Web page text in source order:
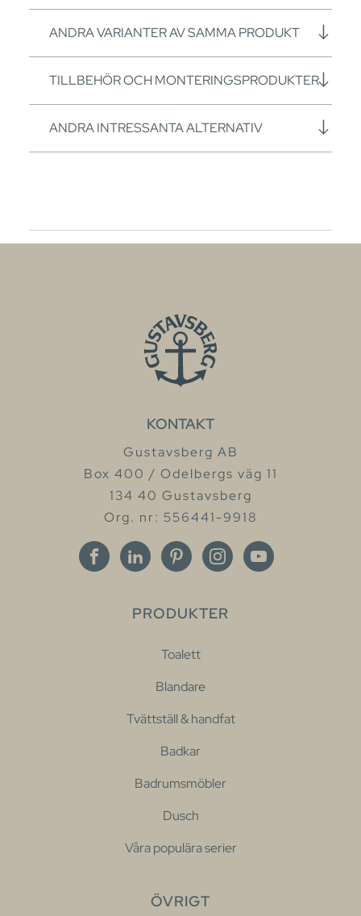
ANDRA VARIANTER AV SAMMA PRODUKT
TILLBEHÖR OCH MONTERINGSPRODUKTER
ANDRA INTRESSANTA ALTERNATIV
KONTAKT
Gustavsberg AB
Box 400 / Odelbergs väg 11
134 40 Gustavsberg
Org. nr: 556441-9918
PRODUKTER
Toalett
Blandare
Tvättställ & handfat
Badkar
Badrumsmöbler
Dusch
Våra populära serier
ÖVRIGT